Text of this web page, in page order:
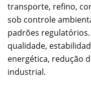
transporte, refino,
sob controle
padrões
qualidade,
energética, redução
industrial.